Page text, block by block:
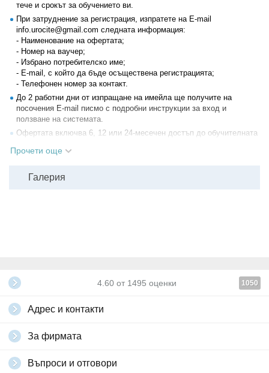
тече и срокът за обучението ви.
При затруднение за регистрация, изпратете на E-mail
info.urocite@gmail.com следната информация:
- Наименование на офертата;
- Номер на ваучер;
- Избрано потребителско име;
- E-mail, с който да бъде осъществена регистрацията;
- Телефонен номер за контакт.
До 2 работни дни от изпращане на имейла ще получите на
посочения Е-mail писмо с подробни инструкции за вход и
ползване на системата.
Офертата включва 6, 12 или 24-месечен достъп до обучителната
Urocite не поема ангажимент за форми на комуникация в реално
Общите условия за ползване на Urocite може да прочетете на
Прочети още
Галерия
4.60 от 1495 оценки 1050
Адрес и контакти
За фирмата
Въпроси и отговори